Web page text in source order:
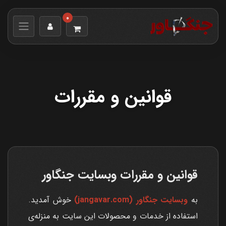
0
قوانین و مقررات
قوانین و مقررات وبسایت جنگاور
به وبسایت جنگاور (jangavar.com)
خوش آمدید.
استفاده از خدمات و محصولات این سایت به منزله‌ی